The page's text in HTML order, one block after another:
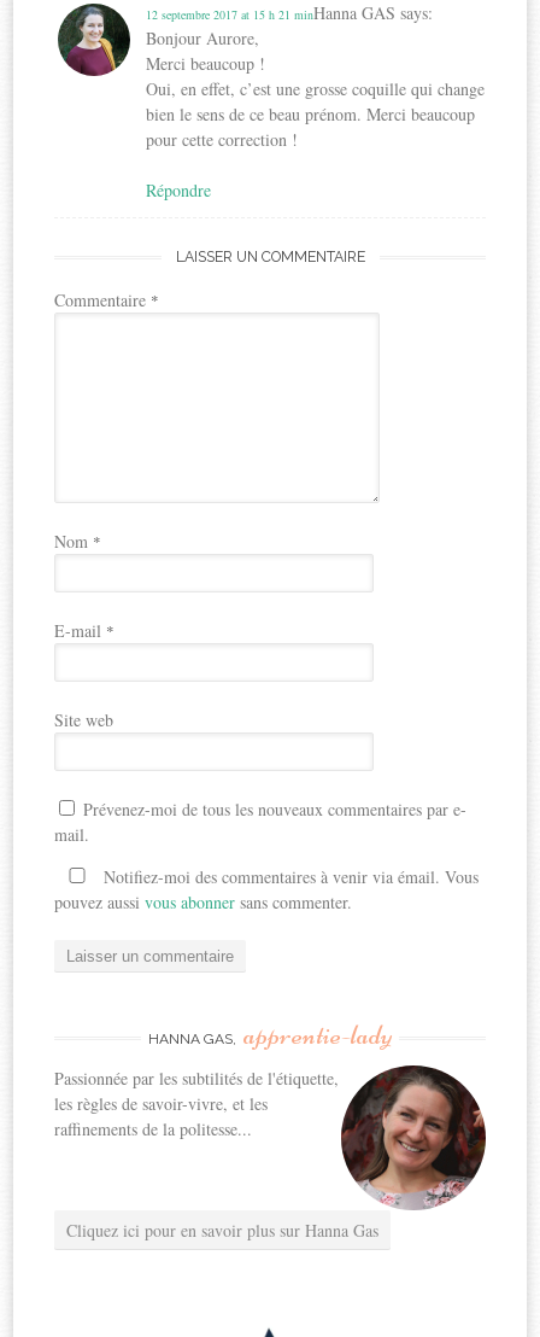
Hanna GAS says:
12 septembre 2017 at 15 h 21 min
Bonjour Aurore,
Merci beaucoup !
Oui, en effet, c’est une grosse coquille qui change
bien le sens de ce beau prénom. Merci beaucoup
pour cette correction !
Répondre
LAISSER UN COMMENTAIRE
Commentaire *
Nom *
E-mail *
Site web
Prévenez-moi de tous les nouveaux commentaires par e-
mail.
Notifiez-moi des commentaires à venir via émail. Vous
pouvez aussivous abonner sans commenter.
HANNA GAS, apprentie-lady
Passionnée par les subtilités de l'étiquette,
les règles de savoir-vivre, et les
raffinements de la politesse...
Cliquez ici pour en savoir plus sur Hanna Gas